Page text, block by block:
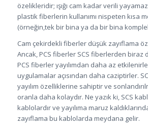
özelikleridir; ışığı cam kadar verili
plastik fiberlerin kullanımı nispeten kısa
(örneğin,tek bir bina ya da bir bina
Cam çekirdekli fiberler düşük zayıflama
Ancak, PCS fiberler SCS fiberlerden biraz
PCS fiberler yayılımdan daha az
uygulamalar açısından daha caziptirler.
yayılım özelliklerine sahiptir ve
oranla daha kolaydır. Ne yazık ki, SCS
kablolardır ve yayılıma maruz
zayıflama bu kablolarda meydana gelir.